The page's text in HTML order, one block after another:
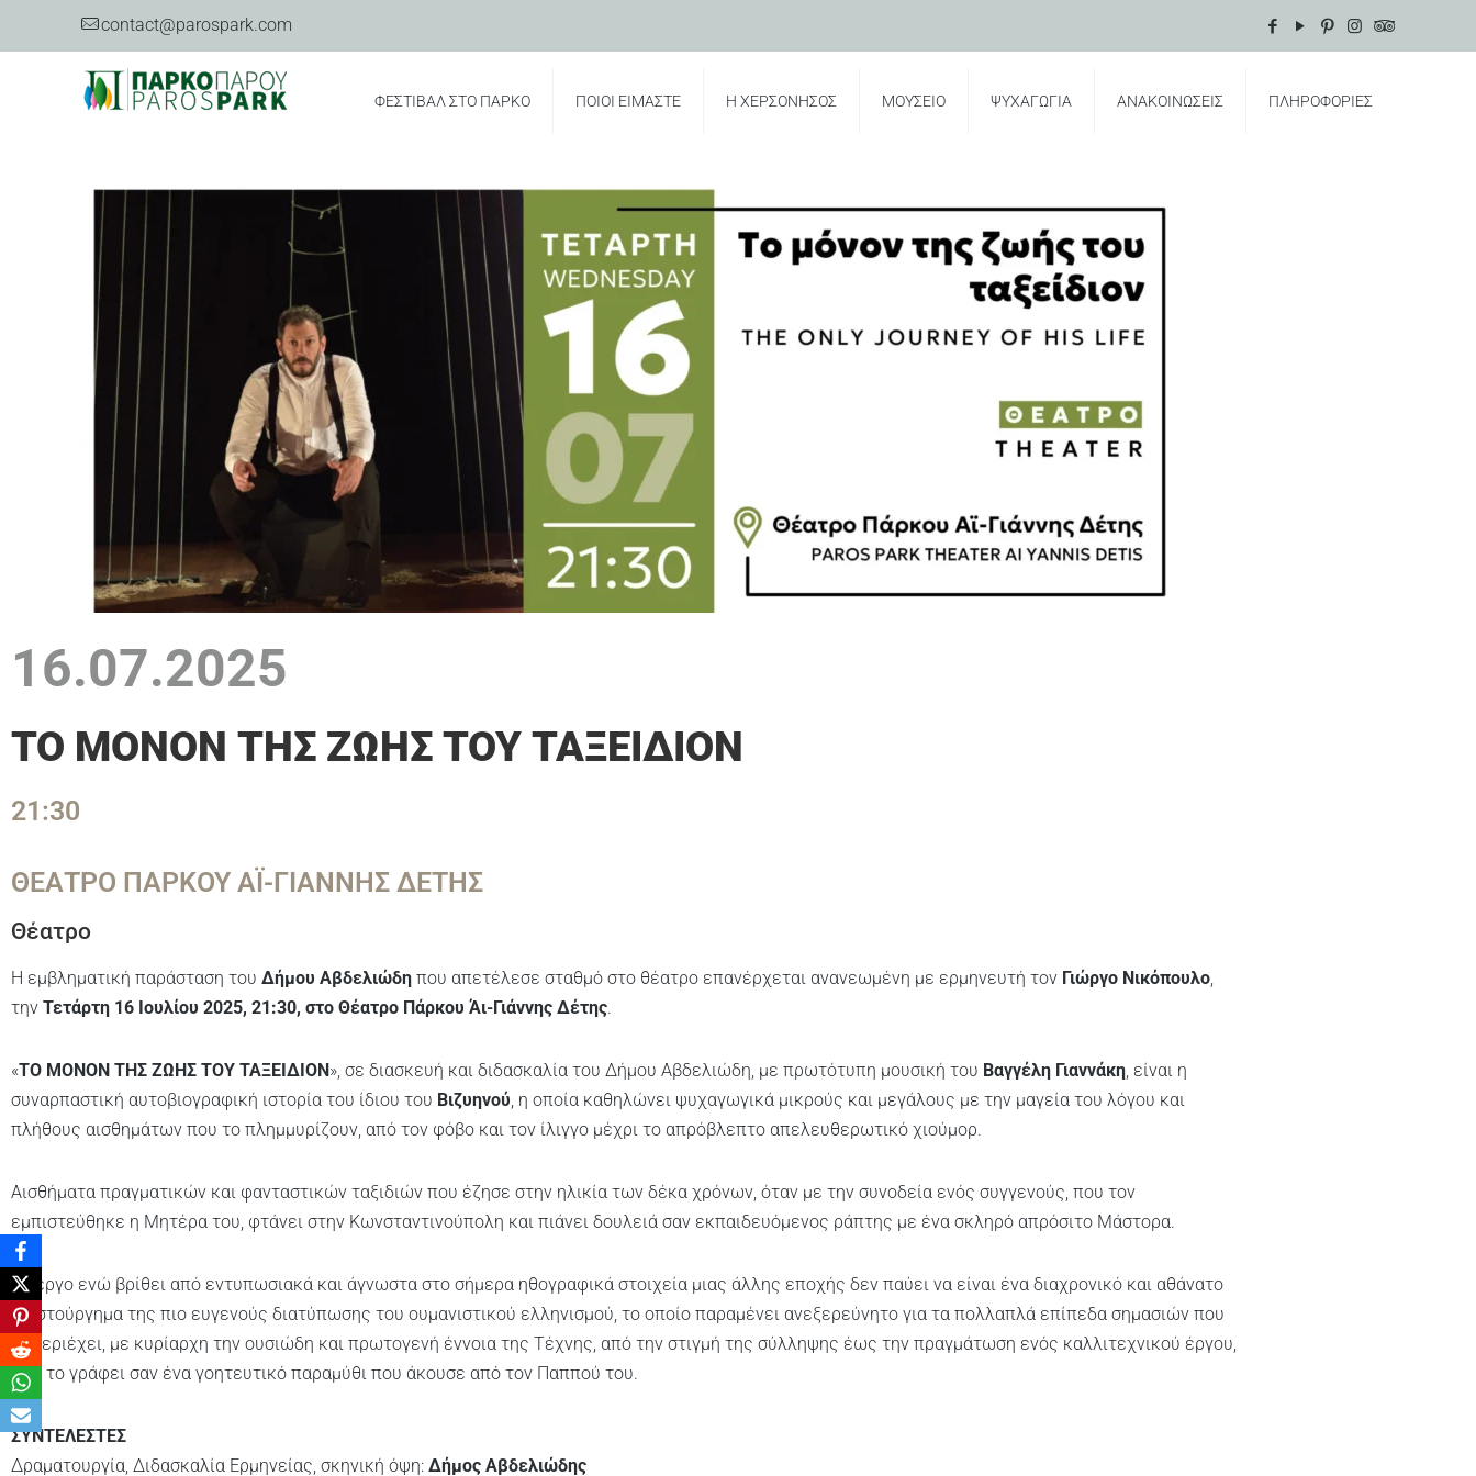
contact@parospark.com
ΦΕΣΤΙΒΑΛ ΣΤΟ ΠΑΡΚΟ ΠΟΙΟΙ ΕΙΜΑΣΤΕ Η ΧΕΡΣΟΝΗΣΟΣ ΜΟΥΣΕΙΟ ΨΥΧΑΓΩΓΙΑ ΑΝΑΚΟΙΝΩΣΕΙΣ ΠΛΗΡΟΦΟΡΙΕΣ
16.07.2025
ΤΟ ΜΟΝΟΝ ΤΗΣ ΖΩΗΣ ΤΟΥ ΤΑΞΕΙΔΙΟΝ
21:30
ΘΕΑΤΡΟ ΠΑΡΚΟΥ ΑΪ-ΓΙΑΝΝΗΣ ΔΕΤΗΣ
Θέατρο
Η εμβληματική παράσταση του Δήμου Αβδελιώδη που απετέλεσε σταθμό στο θέατρο επανέρχεται ανανεωμένη με ερμηνευτή τον Γιώργο Νικόπουλο,
την Τετάρτη 16 Ιουλίου 2025, 21:30, στο Θέατρο Πάρκου Άι-Γιάννης Δέτης.
«ΤΟ ΜΟΝΟΝ ΤΗΣ ΖΩΗΣ ΤΟΥ ΤΑΞΕΙΔΙΟΝ», σε διασκευή και διδασκαλία του Δήμου Αβδελιώδη, με πρωτότυπη μουσική του Βαγγέλη Γιαννάκη, είναι η
συναρπαστική αυτοβιογραφική ιστορία του ίδιου του Βιζυηνού, η οποία καθηλώνει ψυχαγωγικά μικρούς και μεγάλους με την μαγεία του λόγου και
πλήθους αισθημάτων που το πλημμυρίζουν, από τον φόβο και τον ίλιγγο μέχρι το απρόβλεπτο απελευθερωτικό χιούμορ.
Αισθήματα πραγματικών και φανταστικών ταξιδιών που έζησε στην ηλικία των δέκα χρόνων, όταν με την συνοδεία ενός συγγενούς, που τον
εμπιστεύθηκε η Μητέρα του, φτάνει στην Κωνσταντινούπολη και πιάνει δουλειά σαν εκπαιδευόμενος ράπτης με ένα σκληρό απρόσιτο Μάστορα.
Το έργο ενώ βρίθει από εντυπωσιακά και άγνωστα στο σήμερα ηθογραφικά στοιχεία μιας άλλης εποχής δεν παύει να είναι ένα διαχρονικό και αθάνατο
αριστούργημα της πιο ευγενούς διατύπωσης του ουμανιστικού ελληνισμού, το οποίο παραμένει ανεξερεύνητο για τα πολλαπλά επίπεδα σημασιών που
εμπεριέχει, με κυρίαρχη την ουσιώδη και πρωτογενή έννοια της Τέχνης, από την στιγμή της σύλληψης έως την πραγμάτωση ενός καλλιτεχνικού έργου,
που το γράφει σαν ένα γοητευτικό παραμύθι που άκουσε από τον Παππού του.
ΣΥΝΤΕΛΕΣΤΕΣ
Δραματουργία, Διδασκαλία Ερμηνείας, σκηνική όψη: Δήμος Αβδελιώδης